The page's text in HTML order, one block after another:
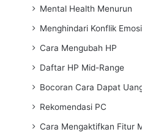
Mental Health Menurun
Menghindari Konflik
Cara Mengubah HP
Daftar HP Mid-Range
Bocoran Cara Dapat
Rekomendasi PC
Cara Mengaktifkan Fitur